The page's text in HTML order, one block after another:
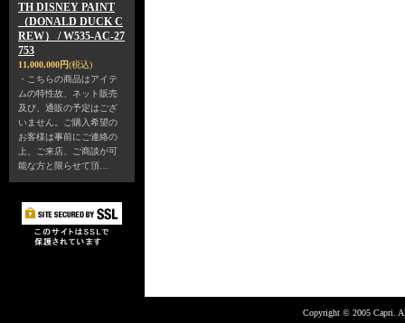
TH DISNEY PAINT
（DONALD DUCK C
REW） / W535-AC-27
753
11,000,000円(税込)
・こちらの商品はアイテ
ムの特性故、ネット販売
及び、通販の予定はござ
いません。ご購入希望の
お客様は事前にご連絡の
上、ご来店、ご商談が可
能な方と限らせて頂…
Copyright © 2005 Capri.